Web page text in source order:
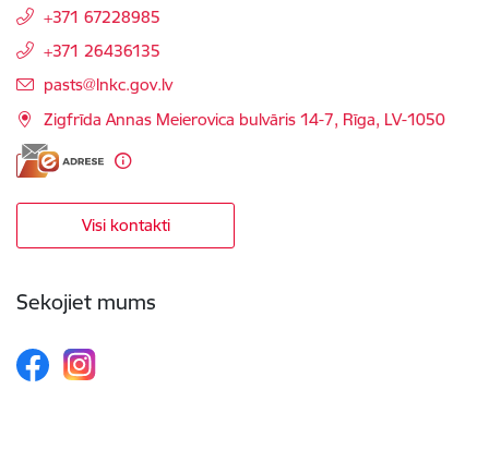
+371 67228985
+371 26436135
E-pasts:
pasts@lnkc.gov.lv
Zigfrīda Annas Meierovica bulvāris 14-7, Rīga, LV-1050
Visi kontakti
Sekojiet mums